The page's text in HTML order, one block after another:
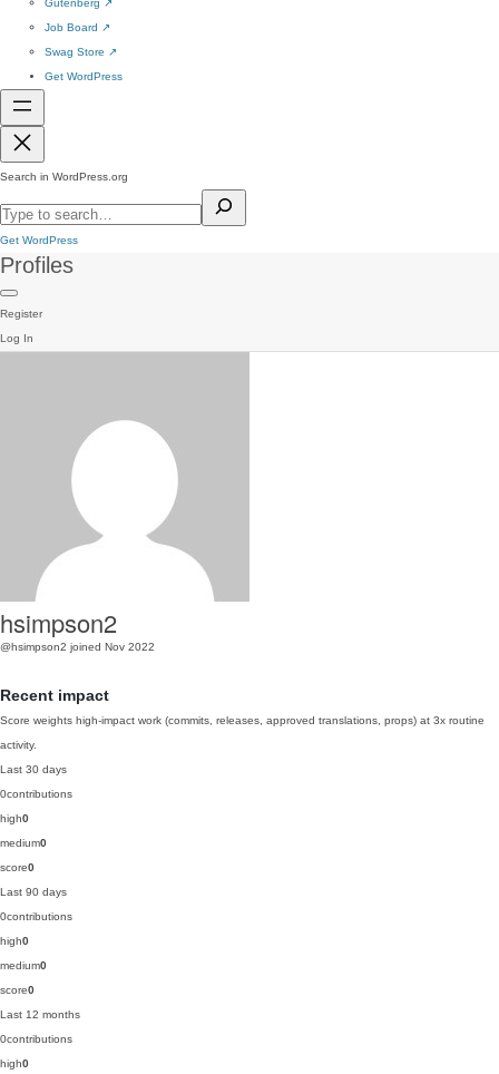
Gutenberg ↗
Job Board ↗
Swag Store ↗
Get WordPress
Search in WordPress.org
Get WordPress
Profiles
Register
Log In
hsimpson2
@hsimpson2 joined Nov 2022
Recent impact
Score weights high-impact work (commits, releases, approved translations, props) at 3x routine
activity.
Last 30 days
0contributions
high0
medium0
score0
Last 90 days
0contributions
high0
medium0
score0
Last 12 months
0contributions
high0